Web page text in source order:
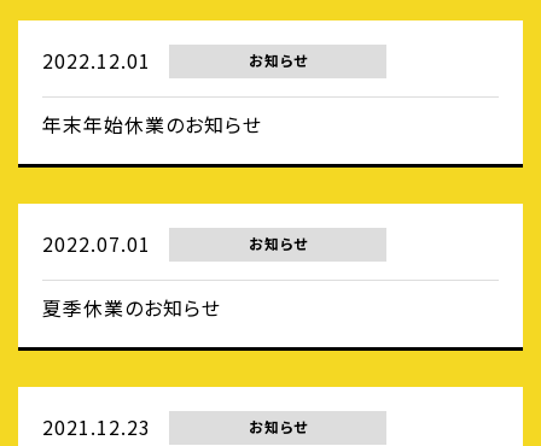
2022.12.01 お知らせ
年末年始休業のお知らせ
2022.07.01 お知らせ
夏季休業のお知らせ
2021.12.23 お知らせ